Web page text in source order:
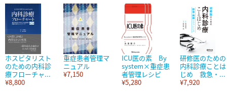
ホスピタリスト
のための内科診
療フローチャ...
¥8,800
重症患者管理マ
ニュアル
¥7,150
ICU医の素 By
system×重症患
者管理レシピ
¥5,280
研修医のための
内科診療ことは
じめ 救急・...
¥7,920